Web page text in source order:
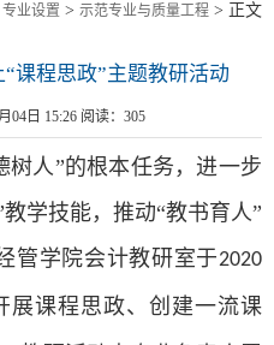
专业设置 > 示范专业与质量工程 > 正文
课程思政”主题教研活动
04日 15:26 阅读： 305
树人”的根本任务，进一步
学技能，推动“教书育人”
管学院会计教研室于2020
展课程思政、创建一流课